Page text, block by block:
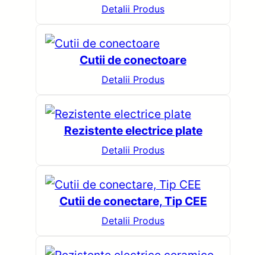
h
Detalii Produs
Cutii de conectoare
Detalii Produs
Rezistente electrice plate
Detalii Produs
Cutii de conectare, Tip CEE
Detalii Produs